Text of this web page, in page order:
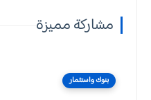
مشاركة مميزة
بنوك واستثمار